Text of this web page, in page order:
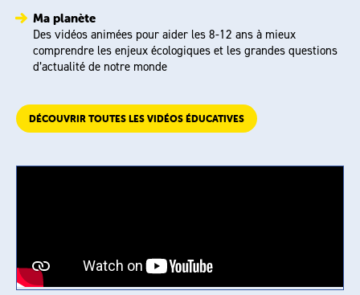
Ma planète
Des vidéos animées pour aider les 8-12 ans à mieux
comprendre les enjeux écologiques et les grandes questions
d’actualité de notre monde
DÉCOUVRIR TOUTES LES VIDÉOS ÉDUCATIVES